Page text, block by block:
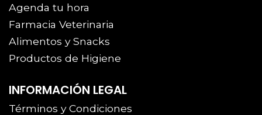
Agenda tu hora
Farmacia Veterinaria
Alimentos y Snacks
Productos de Higiene
INFORMACIÓN LEGAL
Términos y Condiciones